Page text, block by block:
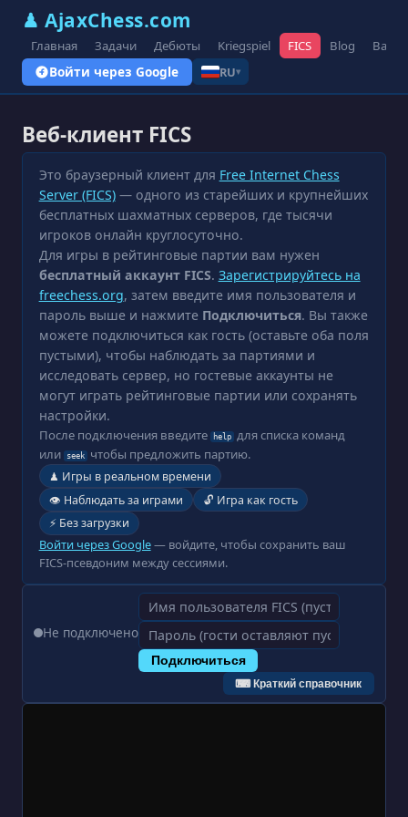
♟ AjaxChess.com
Главная Задачи Дебюты Kriegspiel FICS Blog
Войти через Google RU▾
Веб-клиент FICS
Это браузерный клиент для Free Internet Chess
Server (FICS)— одного из старейших и крупнейших
бесплатных шахматных серверов, где тысячи
игроков онлайн круглосуточно.
Для игры в рейтинговые партии вам нужен
бесплатный аккаунт FICS. Зарегистрируйтесь на
freechess.org, затем введите имя пользователя и
пароль выше и нажмите Подключиться. Вы также
можете подключиться как гость (оставьте оба поля
пустыми), чтобы наблюдать за партиями и
исследовать сервер, но гостевые аккаунты не
могут играть рейтинговые партии или сохранять
настройки.
После подключения введите help для списка команд
или
seek чтобы предложить партию.
♟ Игры в реальном времени
👁 Наблюдать за играми
🔓 Игра как гость
⚡ Без загрузки
Войти через Google— войдите, чтобы сохранить ваш
FICS-псевдоним между сессиями.
Не подключено
Подключиться
⌨ Краткий справочник